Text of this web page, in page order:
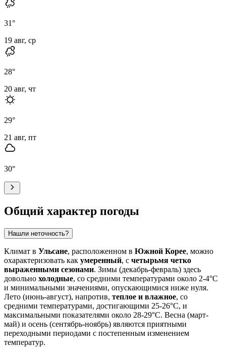
31°
19 авг, ср
28°
20 авг, чт
29°
21 авг, пт
30°
Общий характер погоды
Нашли неточность?
Климат в Ульсане, расположенном в Южной Корее, можно
охарактеризовать как умеренный, с четырьмя четко
выраженными сезонами. Зимы (декабрь-февраль) здесь
довольно холодные, со средними температурами около 2-4°C
и минимальными значениями, опускающимися ниже нуля.
Лето (июнь-август), напротив, теплое и влажное, со
средними температурами, достигающими 25-26°C, и
максимальными показателями около 28-29°C. Весна (март-
май) и осень (сентябрь-ноябрь) являются приятными
переходными периодами с постепенным изменением
температур.